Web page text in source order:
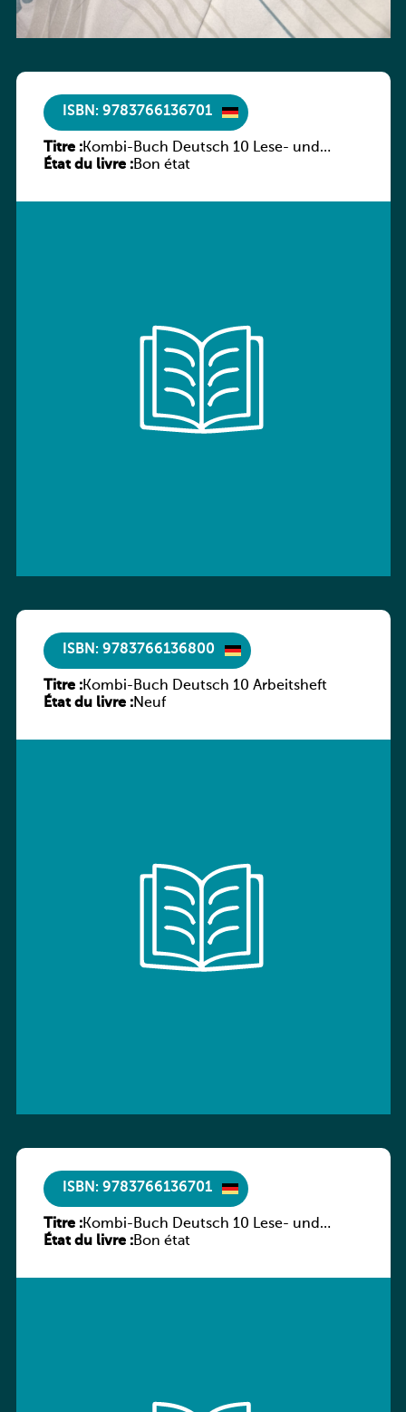
ISBN: 9783766136701
Titre :Kombi-Buch Deutsch 10 Lese- und
Sprachbuch
État du livre :Bon état
ISBN: 9783766136800
Titre :Kombi-Buch Deutsch 10 Arbeitsheft
État du livre :Neuf
ISBN: 9783766136701
Titre :Kombi-Buch Deutsch 10 Lese- und
Sprachbuch
État du livre :Bon état